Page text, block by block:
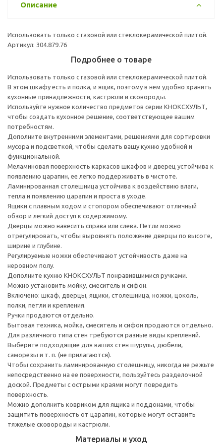
Описание
Использовать только с газовой или стеклокерамической плитой.
Артикул: 304.879.76
Подробнее о товаре
Использовать только с газовой или стеклокерамической плитой.
В этом шкафу есть и полка, и ящик, поэтому в нем удобно хранить
кухонные принадлежности, кастрюли и сковороды.
Используйте нужное количество предметов серии КНОКСХУЛЬТ,
чтобы создать кухонное решение, соответствующее вашим
потребностям.
Дополните внутренними элементами, решениями для сортировки
мусора и подсветкой, чтобы сделать вашу кухню удобной и
функциональной.
Меламиновая поверхность каркасов шкафов и дверец устойчива к
появлению царапин, ее легко поддерживать в чистоте.
Ламинированная столешница устойчива к воздействию влаги,
тепла и появлению царапин и проста в уходе.
Ящики с плавным ходом и стопором обеспечивают отличный
обзор и легкий доступ к содержимому.
Дверцы можно навесить справа или слева. Петли можно
отрегулировать, чтобы выровнять положение дверцы по высоте,
ширине и глубине.
Регулируемые ножки обеспечивают устойчивость даже на
неровном полу.
Дополните кухню КНОКСХУЛЬТ понравившимися ручками.
Можно установить мойку, смеситель и сифон.
Включено: шкаф, дверцы, ящики, столешница, ножки, цоколь,
полки, петли и крепления.
Ручки продаются отдельно.
Бытовая техника, мойка, смеситель и сифон продаются отдельно.
Для различного типа стен требуются разные виды креплений.
Выберите подходящие для ваших стен шурупы, дюбели,
саморезы и т. п. (не прилагаются).
Чтобы сохранить ламинированную столешницу, никогда не режьте
непосредственно на ее поверхности, пользуйтесь разделочной
доской. Предметы с острыми краями могут повредить
поверхность.
Можно дополнить ковриком для ящика и поддонами, чтобы
защитить поверхность от царапин, которые могут оставить
тяжелые сковороды и кастрюли.
Материалы и уход